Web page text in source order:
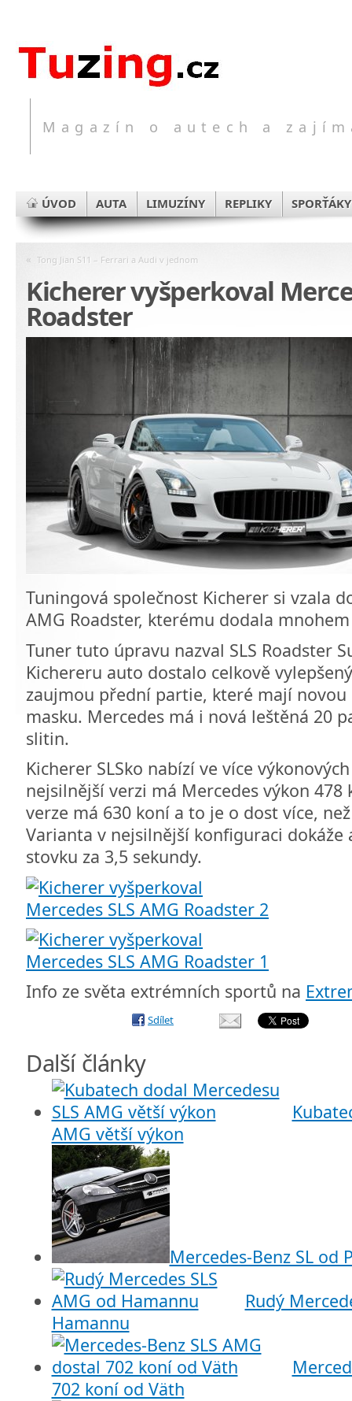
Magazín o autech a
ÚVOD AUTA LIMUZÍNY REPLIKY SPORŤÁKY
« Tong Jian S11 – Ferrari a Audi v jednom
Kicherer vyšperkoval
Roadster
Tuningová společnost Kicherer si vzala
AMG Roadster, kterému dodala
Tuner tuto úpravu nazval SLS Roadster
Kichereru auto dostalo celkově
zaujmou přední partie, které mají
masku. Mercedes má i nová leštěná 20
slitin.
Kicherer SLSko nabízí ve více
nejsilnější verzi má Mercedes výkon 478
verze má 630 koní a to je o dost více,
Varianta v nejsilnější konfiguraci dokáže
stovku za 3,5 sekundy.
Info ze světa extrémních sportů na
Sdílet
Další články
AMG větší výkon
Mercedes-Benz SL od
Rudý
Hamannu
702 koní od Väth